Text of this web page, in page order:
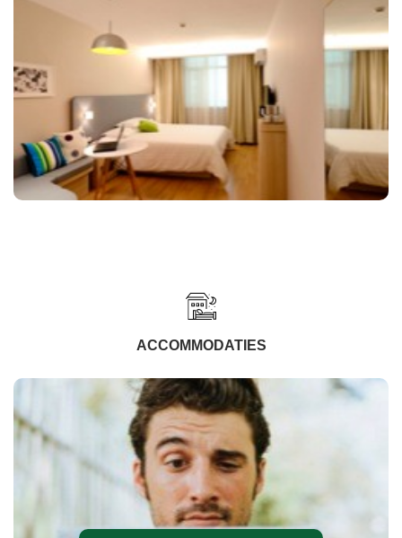
ACCOMMODATIES